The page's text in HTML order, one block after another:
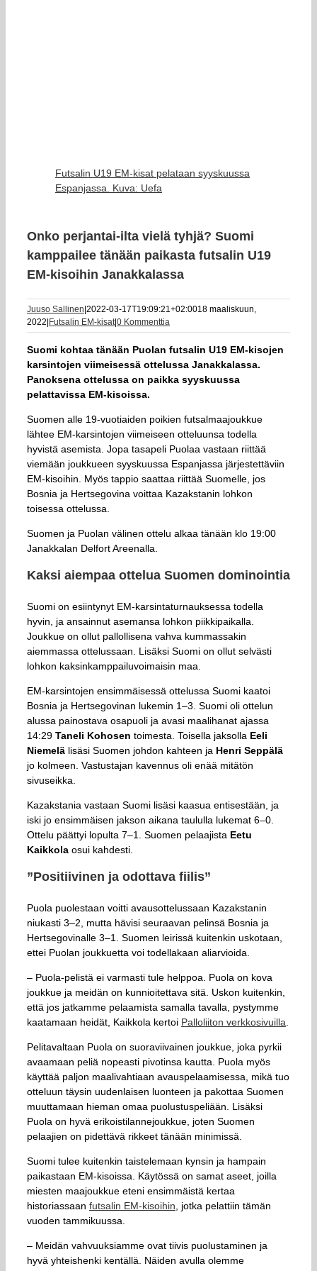
Futsalin U19 EM-kisat pelataan syyskuussa
Espanjassa. Kuva: Uefa
Onko perjantai-ilta vielä tyhjä? Suomi
kamppailee tänään paikasta futsalin U19
EM-kisoihin Janakkalassa
Juuso Sallinen 2022-03-17T19:09:21+02:0018 maaliskuun,
2022 Futsalin EM-kisat|0 Kommenttia
Suomi kohtaa tänään Puolan futsalin U19 EM-kisojen
karsintojen viimeisessä ottelussa Janakkalassa.
Panoksena ottelussa on paikka syyskuussa
pelattavissa EM-kisoissa.
Suomen alle 19-vuotiaiden poikien futsalmaajoukkue
lähtee EM-karsintojen viimeiseen otteluunsa todella
hyvistä asemista. Jopa tasapeli Puolaa vastaan riittää
viemään joukkueen syyskuussa Espanjassa järjestettäviin
EM-kisoihin. Myös tappio saattaa riittää Suomelle, jos
Bosnia ja Hertsegovina voittaa Kazakstanin lohkon
toisessa ottelussa.
Suomen ja Puolan välinen ottelu alkaa tänään klo 19:00
Janakkalan Delfort Areenalla.
Kaksi aiempaa ottelua Suomen dominointia
Suomi on esiintynyt EM-karsintaturnauksessa todella
hyvin, ja ansainnut asemansa lohkon piikkipaikalla.
Joukkue on ollut pallollisena vahva kummassakin
aiemmassa ottelussaan. Lisäksi Suomi on ollut selvästi
lohkon kaksinkamppailuvoimaisin maa.
EM-karsintojen ensimmäisessä ottelussa Suomi kaatoi
Bosnia ja Hertsegovinan lukemin 1–3. Suomi oli ottelun
alussa painostava osapuoli ja avasi maalihanat ajassa
14:29 Taneli Kohosen toimesta. Toisella jaksolla Eeli
Niemelä lisäsi Suomen johdon kahteen ja Henri Seppälä
jo kolmeen. Vastustajan kavennus oli enää mitätön
sivuseikka.
Kazakstania vastaan Suomi lisäsi kaasua entisestään, ja
iski jo ensimmäisen jakson aikana taululla lukemat 6–0.
Ottelu päättyi lopulta 7–1. Suomen pelaajista Eetu
Kaikkola osui kahdesti.
”Positiivinen ja odottava fiilis”
Puola puolestaan voitti avausottelussaan Kazakstanin
niukasti 3–2, mutta hävisi seuraavan pelinsä Bosnia ja
Hertsegovinalle 3–1. Suomen leirissä kuitenkin uskotaan,
ettei Puolan joukkuetta voi todellakaan aliarvioida.
– Puola-pelistä ei varmasti tule helppoa. Puola on kova
joukkue ja meidän on kunnioitettava sitä. Uskon kuitenkin,
että jos jatkamme pelaamista samalla tavalla, pystymme
kaatamaan heidät, Kaikkola kertoi Palloliiton verkkosivuilla
Pelitavaltaan Puola on suoraviivainen joukkue, joka pyrkii
avaamaan peliä nopeasti pivotinsa kautta. Puola myös
käyttää paljon maalivahtiaan avauspelaamisessa, mikä tuo
otteluun täysin uudenlaisen luonteen ja pakottaa Suomen
muuttamaan hieman omaa puolustuspeliään. Lisäksi
Puola on hyvä erikoistilannejoukkue, joten Suomen
pelaajien on pidettävä rikkeet tänään minimissä.
Suomi tulee kuitenkin taistelemaan kynsin ja hampain
paikastaan EM-kisoissa. Käytössä on samat aseet, joilla
miesten maajoukkue eteni ensimmäistä kertaa
historiassaan futsalin EM-kisoihin , jotka pelattiin tämän
vuoden tammikuussa.
– Meidän vahvuuksiamme ovat tiivis puolustaminen ja
hyvä yhteishenki kentällä. Näiden avulla olemme